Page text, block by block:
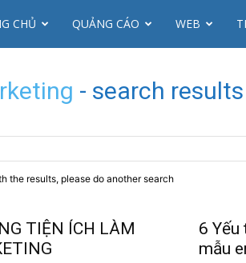
CHỦ QUẢNG CÁO WEB
- search results
the results, please do another search
TIỆN ÍCH LÀM
6
mẫu